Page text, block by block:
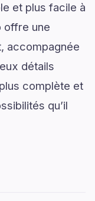
et plus facile à
offre une
accompagnée
détails
complète et
qu’il